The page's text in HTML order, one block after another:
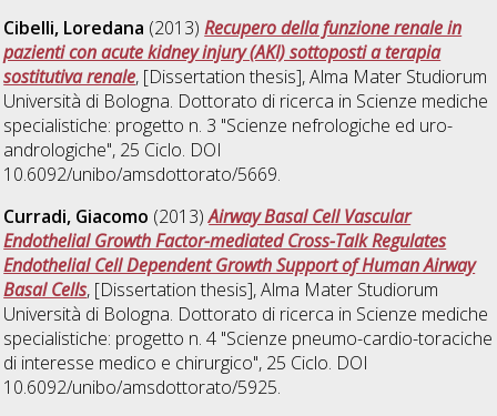
Cibelli, Loredana (2013)Recupero della funzione renale in
pazienti con acute kidney injury (AKI) sottoposti a terapia
sostitutiva renale, [Dissertation thesis], Alma Mater Studiorum
Università di Bologna. Dottorato di ricerca in Scienze mediche
specialistiche: progetto n. 3 "Scienze nefrologiche ed uro-
andrologiche", 25 Ciclo. DOI
10.6092/unibo/amsdottorato/5669.
Curradi, Giacomo (2013)Airway Basal Cell Vascular
Endothelial Growth Factor-mediated Cross-Talk Regulates
Endothelial Cell Dependent Growth Support of Human Airway
Basal Cells, [Dissertation thesis], Alma Mater Studiorum
Università di Bologna. Dottorato di ricerca in Scienze mediche
specialistiche: progetto n. 4 "Scienze pneumo-cardio-toraciche
di interesse medico e chirurgico", 25 Ciclo. DOI
10.6092/unibo/amsdottorato/5925.